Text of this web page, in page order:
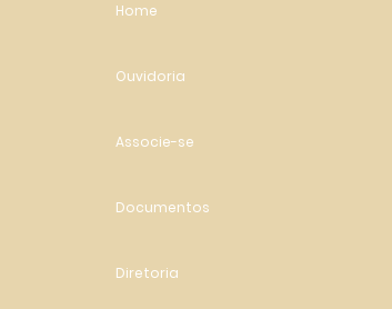
Home
Ouvidoria
Associe-se
Documentos
Diretoria